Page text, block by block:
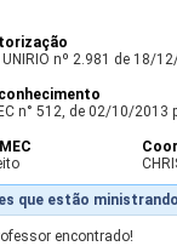
nº 2.981 de 18/
n° 512, de 02/10/2013
que estão
encontrado!